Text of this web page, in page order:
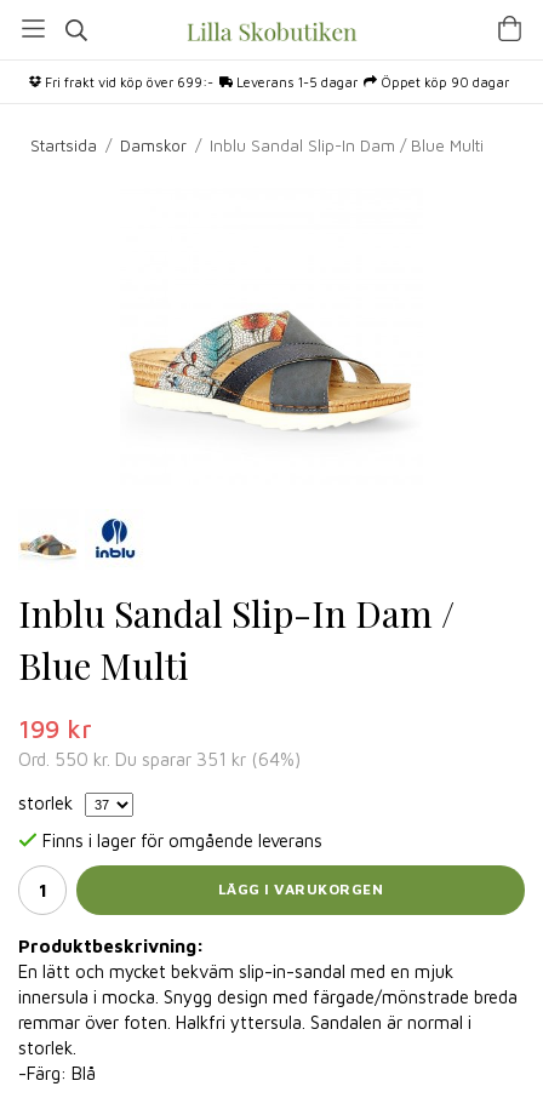
Fri frakt vid köp över 699:- Leverans 1-5 dagar Öppet köp 90 dagar
Startsida / Damskor / Inblu Sandal Slip-In Dam / Blue Multi
Inblu Sandal Slip-In Dam /
Blue Multi
199 kr
Ord. 550 kr. Du sparar 351 kr (64%)
storlek
Finns i lager för omgående leverans
LÄGG I VARUKORGEN
Produktbeskrivning:
En lätt och mycket bekväm slip-in-sandal med en mjuk
innersula i mocka. Snygg design med färgade/mönstrade breda
remmar över foten. Halkfri yttersula. Sandalen är normal i
storlek.
-Färg: Blå